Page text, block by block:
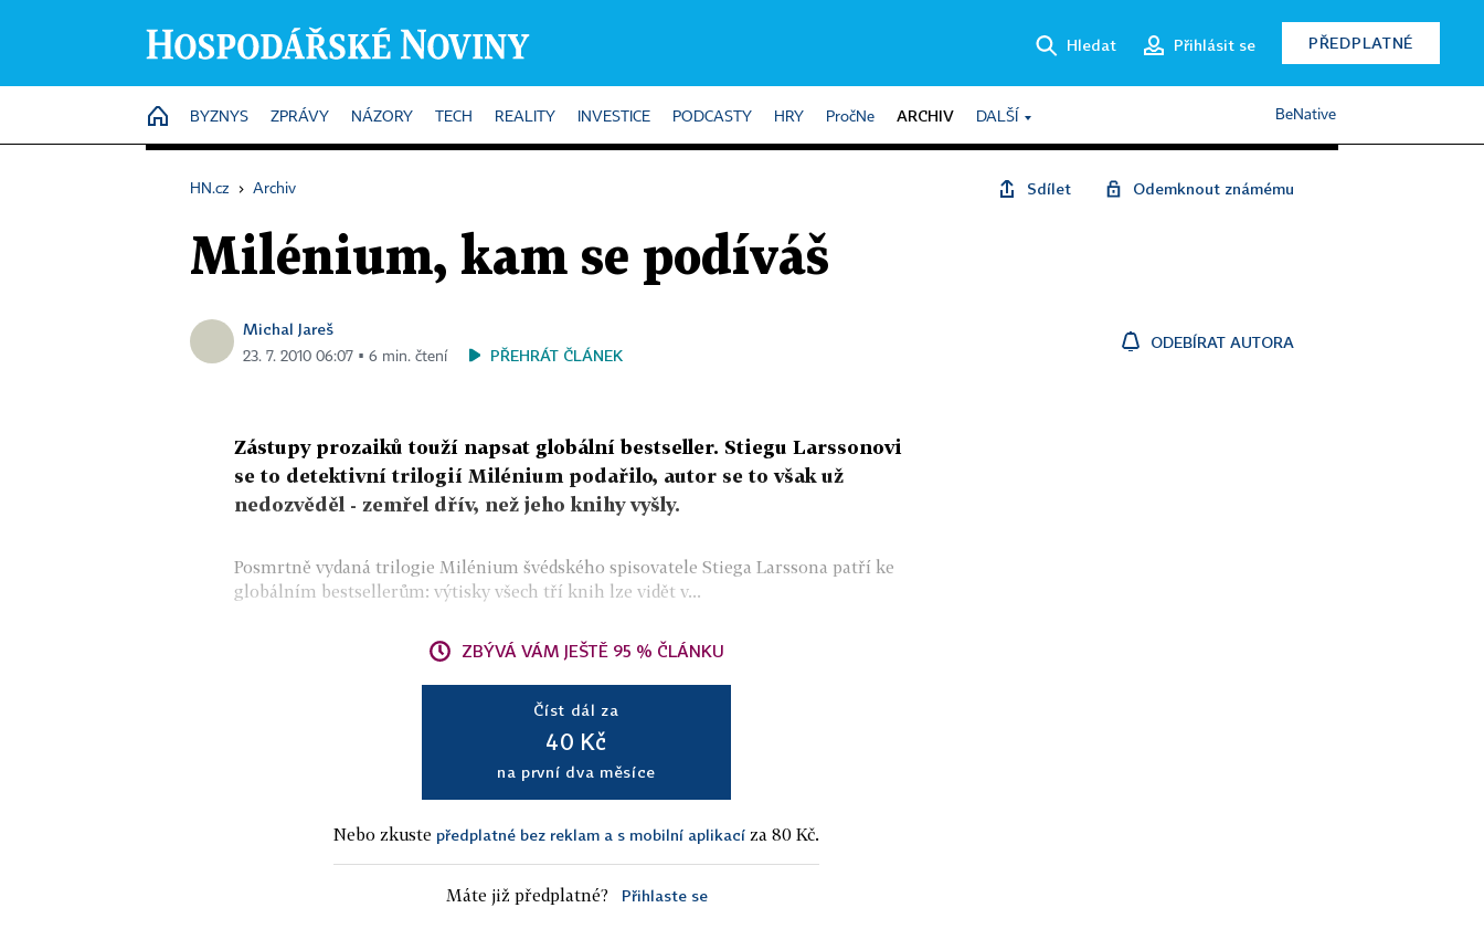
Hledat Přihlásit se PŘEDPLATNÉ
HOME
BYZNYS ZPRÁVY NÁZORY TECH REALITY INVESTICE PODCASTY HRY PročNe ARCHIV DALŠÍ BeNative
HN.cz › Archiv Sdílet Odemknout známému
Milénium, kam se podíváš
Michal Jareš
23. 7. 2010 06:07 ▪ 6 min. čtení PŘEHRÁT ČLÁNEK
ODEBÍRAT AUTORA
Zástupy prozaiků touží napsat globální bestseller. Stiegu Larssonovi
se to detektivní trilogií Milénium podařilo, autor se to však už
nedozvěděl - zemřel dřív, než jeho knihy vyšly.
Posmrtně vydaná trilogie Milénium švédského spisovatele Stiega Larssona patří ke
globálním bestsellerům: výtisky všech tří knih lze vidět v...
ZBÝVÁ VÁM JEŠTĚ 95 % ČLÁNKU
Číst dál za
40 Kč
na první dva měsíce
Nebo zkuste předplatné bez reklam a s mobilní aplikací za 80 Kč.
Máte již předplatné? Přihlaste se